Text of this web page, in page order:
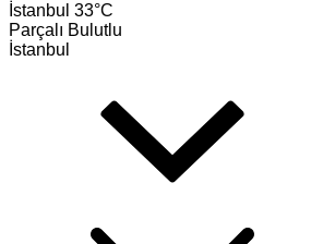
İstanbul 33°C
Parçalı Bulutlu
İstanbul